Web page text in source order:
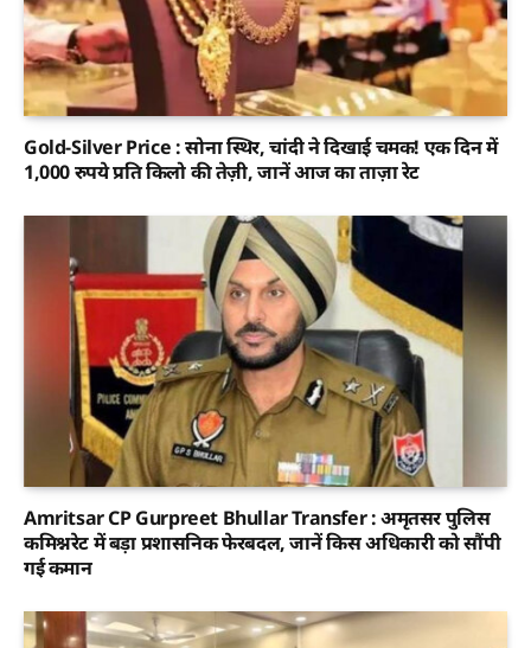
Gold-Silver Price : सोना स्थिर, चांदी ने दिखाई चमक! एक दिन में
1,000 रुपये प्रति किलो की तेज़ी, जानें आज का ताज़ा रेट
Amritsar CP Gurpreet Bhullar Transfer : अमृतसर पुलिस
कमिश्नरेट में बड़ा प्रशासनिक फेरबदल, जानें किस अधिकारी को सौंपी
गई कमान